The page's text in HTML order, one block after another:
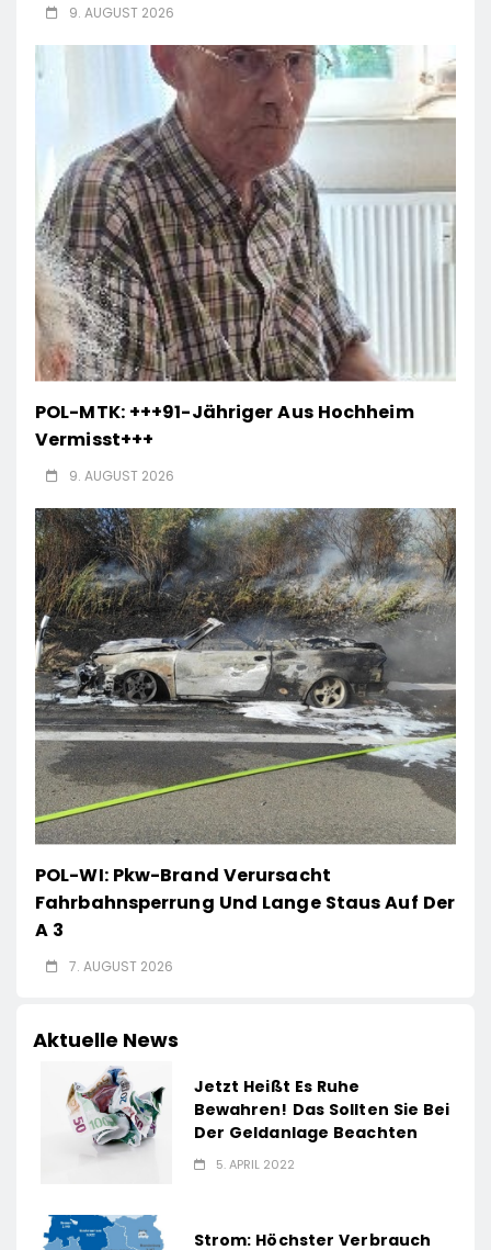
9. AUGUST 2026
POL-MTK: +++91-Jähriger Aus Hochheim
Vermisst+++
9. AUGUST 2026
POL-WI: Pkw-Brand Verursacht
Fahrbahnsperrung Und Lange Staus Auf Der
A 3
7. AUGUST 2026
Aktuelle News
Jetzt Heißt Es Ruhe
Bewahren! Das Sollten Sie Bei
Der Geldanlage Beachten
5. APRIL 2022
Strom: Höchster Verbrauch